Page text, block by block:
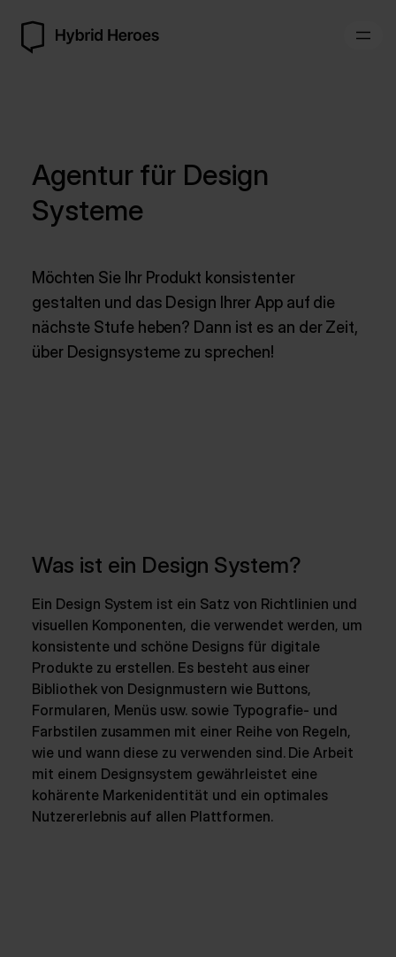
Agentur für Design
Systeme
Möchten Sie Ihr Produkt konsistenter
gestalten und das Design Ihrer App auf die
nächste Stufe heben? Dann ist es an der Zeit,
über Designsysteme zu sprechen!
Was ist ein Design System?
Ein Design System ist ein Satz von Richtlinien und
visuellen Komponenten, die verwendet werden, um
konsistente und schöne Designs für digitale
Produkte zu erstellen. Es besteht aus einer
Bibliothek von Designmustern wie Buttons,
Formularen, Menüs usw. sowie Typografie- und
Farbstilen zusammen mit einer Reihe von Regeln,
wie und wann diese zu verwenden sind. Die Arbeit
mit einem Designsystem gewährleistet eine
kohärente Markenidentität und ein optimales
Nutzererlebnis auf allen Plattformen.